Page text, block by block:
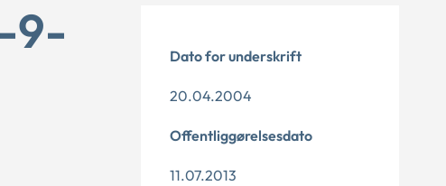
9-
Dato for underskrift
20.04.2004
Offentliggørelsesdato
11.07.2013